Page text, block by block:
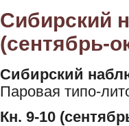
Сибирский
(сентябрь-
Сибирский
Паровая типо-
Кн. 9-10